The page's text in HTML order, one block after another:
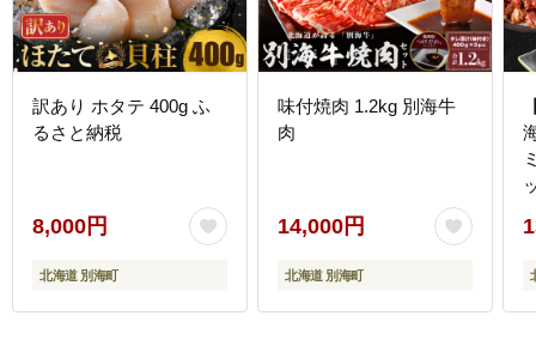
訳あり ホタテ 400g ふ
るさと納税
8,000円
北海道 別海町
味付焼肉 1.2kg 別海牛
肉
14,000円
北海道 別海町